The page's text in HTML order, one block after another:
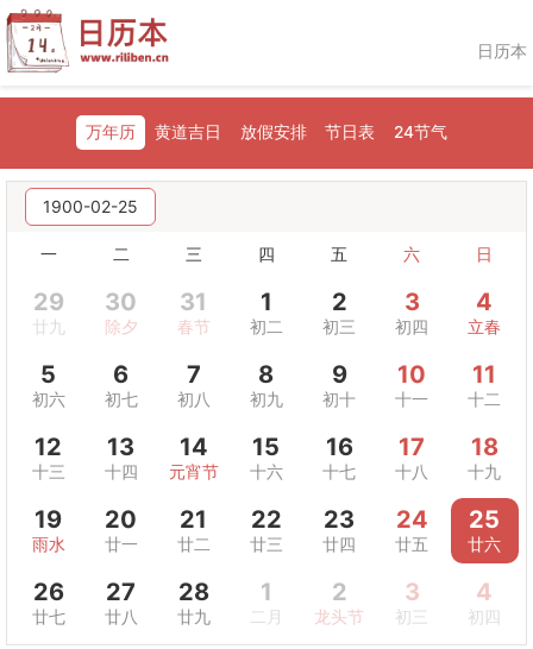
日历本
万年历 黄道吉日 放假安排 节日表 24节气
1900-02-25
一 二 三 四 五 六 日
29
廿九
30
除夕
31
春节
1
初二
2
初三
3
初四
4
立春
5
初六
6
初七
7
初八
8
初九
9
初十
10
十一
11
十二
12
十三
13
十四
14
元宵节
15
十六
16
十七
17
十八
18
十九
19
雨水
20
廿一
21
廿二
22
廿三
23
廿四
24
廿五
25
廿六
26
廿七
27
廿八
28
廿九
1
二月
2
龙头节
3
初三
4
初四